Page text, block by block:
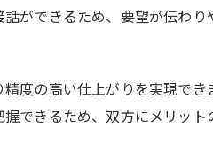
ができるため、要望が伝わり
度の高い仕上がりを実現でき
できるため、双方にメリット